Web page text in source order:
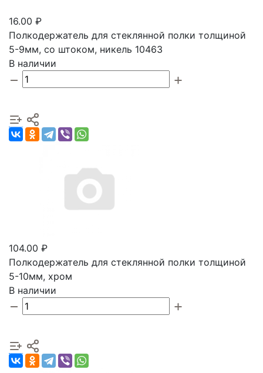
16.00 ₽
Полкодержатель для стеклянной полки толщиной
5-9мм, со штоком, никель 10463
В наличии
104.00 ₽
Полкодержатель для стеклянной полки толщиной
5-10мм, хром
В наличии